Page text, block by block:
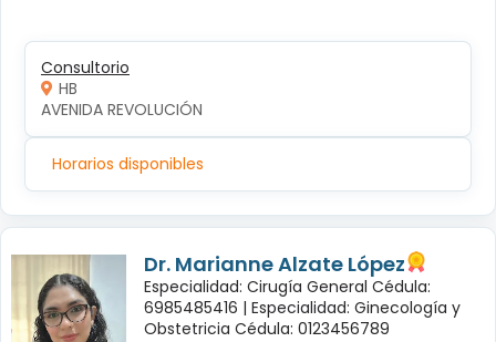
Consultorio
HB
AVENIDA REVOLUCIÓN
Horarios disponibles
Dr. Marianne Alzate López
Especialidad: Cirugía General Cédula:
6985485416 | Especialidad: Ginecología y
Obstetricia Cédula: 0123456789